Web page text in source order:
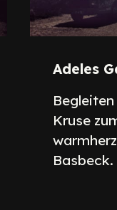
Adeles
Kruse
Basbeck.